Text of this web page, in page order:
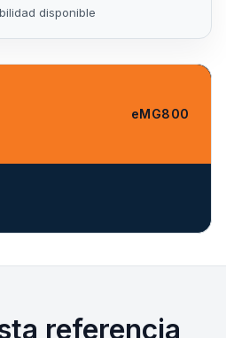
eMG800
disponible
referencia